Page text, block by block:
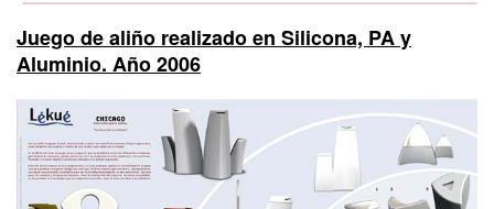
Juego de aliño realizado en Silicona, PA y
Aluminio. Año 2006